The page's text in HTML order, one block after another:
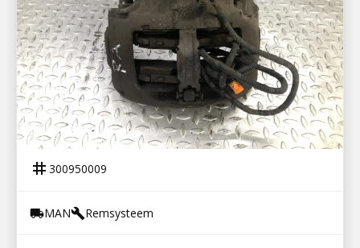
300950009
REMKLAUW RA
tag 300950009
local_shippingMANbuildRemsysteem